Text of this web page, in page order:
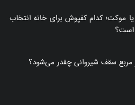
موکت؛ کدام کفپوش برای خانه انتخاب
سقف شیروانی چقدر می‌شود؟